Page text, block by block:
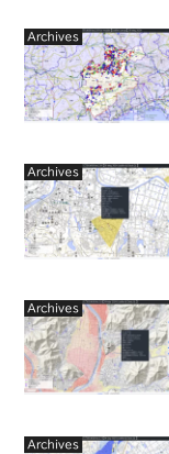
Archives
Archives
Archives
Archives